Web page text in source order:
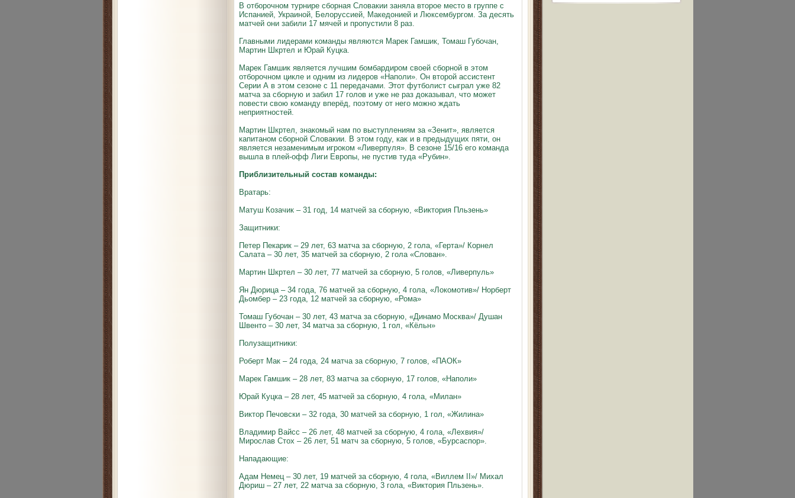
В отборочном турнире сборная Словакии заняла второе место в группе с
Испанией, Украиной, Белоруссией, Македонией и Люксембургом. За десять
матчей они забили 17 мячей и пропустили 8 раз.
Главными лидерами команды являются Марек Гамшик, Томаш Губочан,
Мартин Шкртел и Юрай Куцка.
Марек Гамшик является лучшим бомбардиром своей сборной в этом
отборочном цикле и одним из лидеров «Наполи». Он второй ассистент
Серии А в этом сезоне с 11 передачами. Этот футболист сыграл уже 82
матча за сборную и забил 17 голов и уже не раз доказывал, что может
повести свою команду вперёд, поэтому от него можно ждать
неприятностей.
Мартин Шкртел, знакомый нам по выступлениям за «Зенит», является
капитаном сборной Словакии. В этом году, как и в предыдущих пяти, он
является незаменимым игроком «Ливерпуля». В сезоне 15/16 его команда
вышла в плей-офф Лиги Европы, не пустив туда «Рубин».
Приблизительный состав команды:
Вратарь:
Матуш Козачик – 31 год, 14 матчей за сборную, «Виктория Пльзень»
Защитники:
Петер Пекарик – 29 лет, 63 матча за сборную, 2 гола, «Герта»/ Корнел
Салата – 30 лет, 35 матчей за сборную, 2 гола «Слован».
Мартин Шкртел – 30 лет, 77 матчей за сборную, 5 голов, «Ливерпуль»
Ян Дюрица – 34 года, 76 матчей за сборную, 4 гола, «Локомотив»/ Норберт
Дьомбер – 23 года, 12 матчей за сборную, «Рома»
Томаш Губочан – 30 лет, 43 матча за сборную, «Динамо Москва»/ Душан
Швенто – 30 лет, 34 матча за сборную, 1 гол, «Кёльн»
Полузащитники:
Роберт Мак – 24 года, 24 матча за сборную, 7 голов, «ПАОК»
Марек Гамшик – 28 лет, 83 матча за сборную, 17 голов, «Наполи»
Юрай Куцка – 28 лет, 45 матчей за сборную, 4 гола, «Милан»
Виктор Печовски – 32 года, 30 матчей за сборную, 1 гол, «Жилина»
Владимир Вайсс – 26 лет, 48 матчей за сборную, 4 гола, «Лехвия»/
Мирослав Стох – 26 лет, 51 матч за сборную, 5 голов, «Бурсаспор».
Нападающие:
Адам Немец – 30 лет, 19 матчей за сборную, 4 гола, «Виллем
»/ Михал
Дюриш – 27 лет, 22 матча за сборную, 3 гола, «Виктория Пльзень».